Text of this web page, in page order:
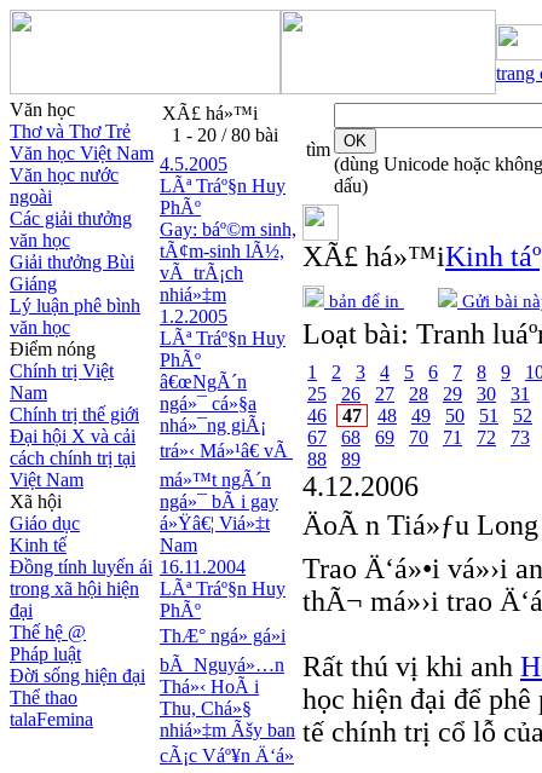
trang
Văn học
Thơ và Thơ Trẻ
Văn học Việt Nam
Văn học nước
ngoài
Các giải thưởng
văn học
Giải thưởng Bùi
Giáng
Lý luận phê bình
văn học
Điểm nóng
Chính trị Việt
Nam
Chính trị thế giới
Đại hội X và cải
cách chính trị tại
Việt Nam
Xã hội
Giáo dục
Kinh tế
Đồng tính luyến ái
trong xã hội hiện
đại
Thế hệ @
Pháp luật
Đời sống hiện đại
Thể thao
talaFemina
XÃ£ há»™i
1 - 20 / 80 bài
4.5.2005
LÃª Tráº§n Huy
PhÃº
Gay: báº©m sinh,
tÃ¢m-sinh lÃ½,
vÃ trÃ¡ch
nhiá»‡m
1.2.2005
LÃª Tráº§n Huy
PhÃº
â€œNgÃ´n
ngá»¯ cá»§a
nhá»¯ng giÃ¡
trá»‹ Má»¹â€ vÃ
má»™t ngÃ´n
ngá»¯ bÃ i gay
á»Ÿâ€¦ Viá»‡t
Nam
16.11.2004
LÃª Tráº§n Huy
PhÃº
ThÆ° ngá» gá»­i
bÃ Nguyá»…n
Thá»‹ HoÃ i
Thu, Chá»§
nhiá»‡m Ãšy ban
cÃ¡c Váº¥n Ä‘á»
tìm
(dùng Unicode hoặc không
dấu)
XÃ£ há»™iKinh
bản để in Gửi bài
Loạt bài: Tranh
1 2 3 4 5 6 7 8 9
25
26 27 28 29 30
31
46
47 48 49 50 51
52
67
68 69 70 71 72
73
88
89
4.12.2006
ÄoÃ n Tiá»ƒu Long
Trao Ä‘á»•i vá»›i
thÃ¬ má»›i trao
Rất thú vị khi anh
học hiện đại để
tế chính trị cổ lỗ